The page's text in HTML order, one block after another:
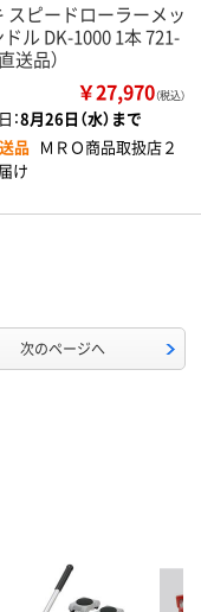
スピードローラーメッ
ル DK-1000 1本 721-
送品）
￥27,970（税込）
：8月26日（水）まで
品 ＭＲＯ商品取扱店２
け
次のページへ